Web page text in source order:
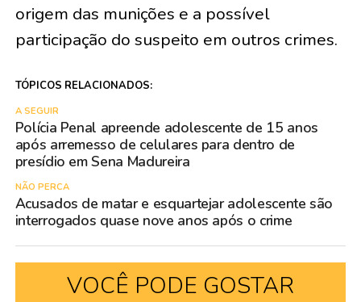
origem das munições e a possível
participação do suspeito em outros crimes.
TÓPICOS RELACIONADOS:
A SEGUIR
Polícia Penal apreende adolescente de 15 anos
após arremesso de celulares para dentro de
presídio em Sena Madureira
NÃO PERCA
Acusados de matar e esquartejar adolescente são
interrogados quase nove anos após o crime
VOCÊ PODE GOSTAR